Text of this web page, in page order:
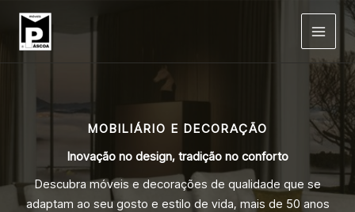
Skip
content
MOBILIÁRIO E DECORAÇÃO
Inovação no design, tradição no conforto
Descubra móveis e decorações de qualidade que se
adaptam ao seu gosto e estilo de vida, mais de 50 anos